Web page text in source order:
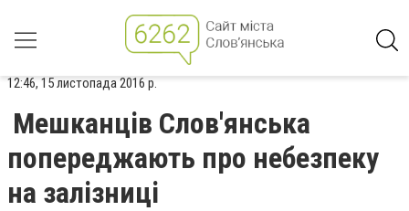
12:46, 15 листопада 2016 р.
Мешканців Слов'янська
попереджають про небезпеку
на залізниці